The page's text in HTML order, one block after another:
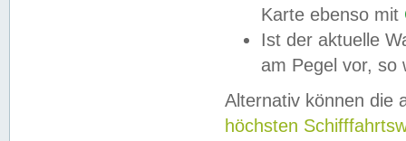
Karte ebenso mit
Ist der aktuelle
am Pegel vor,
Alternativ können die
höchsten